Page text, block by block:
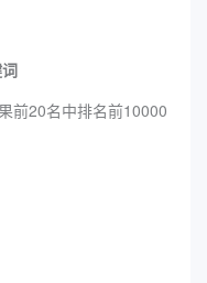
前20名中排名前10000